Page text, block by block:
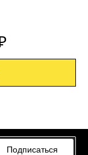
Подписаться